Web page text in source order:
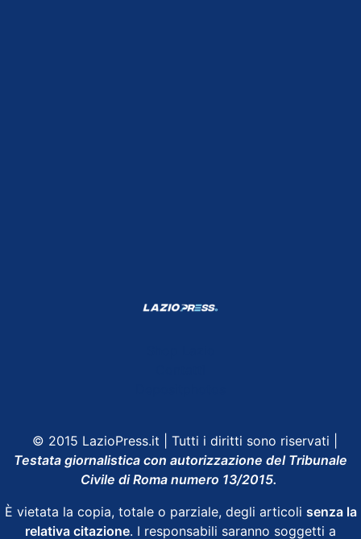
© 2015 LazioPress.it | Tutti i diritti sono riservati |
Testata giornalistica con autorizzazione del Tribunale
Civile di Roma numero 13/2015.
È vietata la copia, totale o parziale, degli articoli senza la
relativa citazione. I responsabili saranno soggetti a